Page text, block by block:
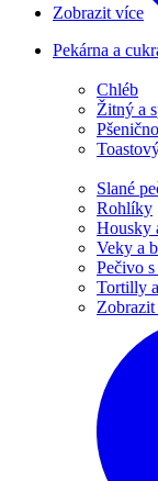
Zobrazit více
Pekárna a
Chléb
Žitný a
Slané
Rohlíky
Housky
Veky a
Pečivo
Tortilly